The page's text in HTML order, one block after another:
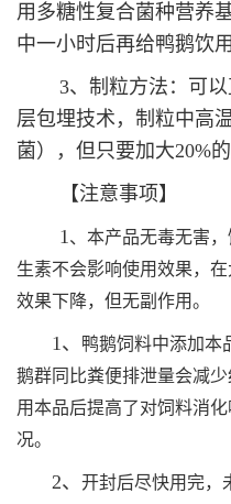
用多糖性复合菌种营养
中一小时后再给鸭鹅饮
3、制粒方法：可
层包埋技术，制粒中高
菌），但只要加大20%的
【注意事项】
1、本产品无毒无害
生素不会影响使用效果，
效果下降，但无副作用。
1、 鸭鹅饲料中添加本
鹅群同比粪便排泄量会减少
用本品后提高了对饲料消
况。
2、 开封后尽快用完，